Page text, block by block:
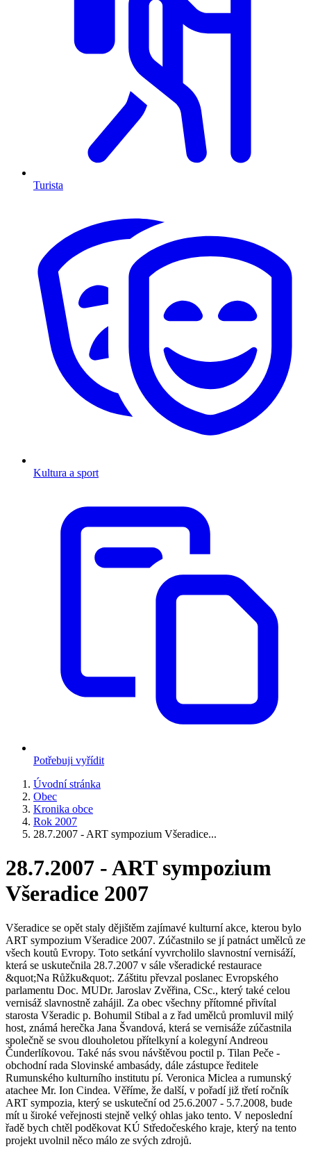
Turista
Kultura a sport
Potřebuji vyřídit
Úvodní stránka
Obec
Kronika obce
Rok 2007
28.7.2007 - ART sympozium Všeradice...
28.7.2007 - ART sympozium
Všeradice 2007
Všeradice se opět staly dějištěm zajímavé kulturní akce, kterou bylo
ART sympozium Všeradice 2007. Zúčastnilo se jí patnáct umělců ze
všech koutů Evropy. Toto setkání vyvrcholilo slavnostní vernisáží,
která se uskutečnila 28.7.2007 v sále všeradické restaurace
&quot;Na Růžku&quot;. Záštitu převzal poslanec Evropského
parlamentu Doc. MUDr. Jaroslav Zvěřina, CSc., který také celou
vernisáž slavnostně zahájil. Za obec všechny přítomné přivítal
starosta Všeradic p. Bohumil Stibal a z řad umělců promluvil milý
host, známá herečka Jana Švandová, která se vernisáže zúčastnila
společně se svou dlouholetou přítelkyní a kolegyní Andreou
Čunderlíkovou. Také nás svou návštěvou poctil p. Tilan Peče -
obchodní rada Slovinské ambasády, dále zástupce ředitele
Rumunského kulturního institutu pí. Veronica Miclea a rumunský
atachee Mr. Ion Cindea. Věříme, že další, v pořadí již třetí ročník
ART sympozia, který se uskuteční od 25.6.2007 - 5.7.2008, bude
mít u široké veřejnosti stejně velký ohlas jako tento. V neposlední
řadě bych chtěl poděkovat KÚ Středočeského kraje, který na tento
projekt uvolnil něco málo ze svých zdrojů.